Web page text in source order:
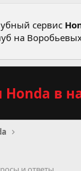
сервис
на
в